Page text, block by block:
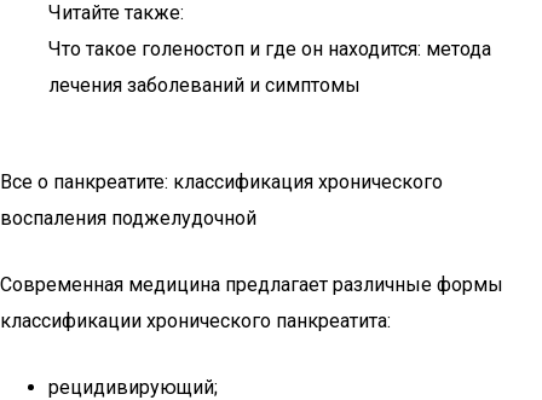
Читайте также:
Что такое голеностоп и где он находится: метода
лечения заболеваний и симптомы
Все о панкреатите: классификация хронического
воспаления поджелудочной
Современная медицина предлагает различные формы
классификации хронического панкреатита:
рецидивирующий;